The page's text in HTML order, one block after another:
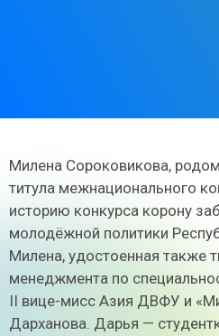
Милена Сороковикова,
титула межнационального
историю конкурса корону
молодёжной политики
Милена, удостоенная также
менеджмента по
II вице-мисс Азия ДВФУ и
Дарханова. Дарья —